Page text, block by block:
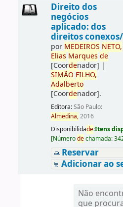
Direito dos
negócios
aplicado: dos
direitos conexos/
por MEDEIROS NETO,
Elias Marques de
[Coordenador] |
SIMÃO FILHO,
Adalberto
[Coordenador].
Editora:São Paulo:
Almedina,2016
Disponibilidade:Itens
[Númerodechamada:
Reservar
Adicionar ao
Não
que